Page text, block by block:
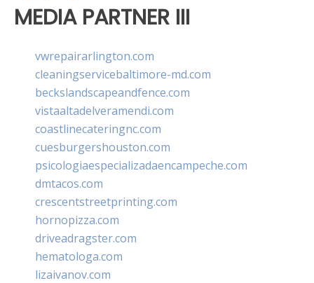
MEDIA PARTNER III
vwrepairarlington.com
cleaningservicebaltimore-md.com
beckslandscapeandfence.com
vistaaltadelveramendi.com
coastlinecateringnc.com
cuesburgershouston.com
psicologiaespecializadaencampeche.com
dmtacos.com
crescentstreetprinting.com
hornopizza.com
driveadragster.com
hematologa.com
lizaivanov.com